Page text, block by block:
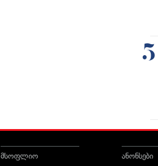
5
მსოფლიო
ანონსები